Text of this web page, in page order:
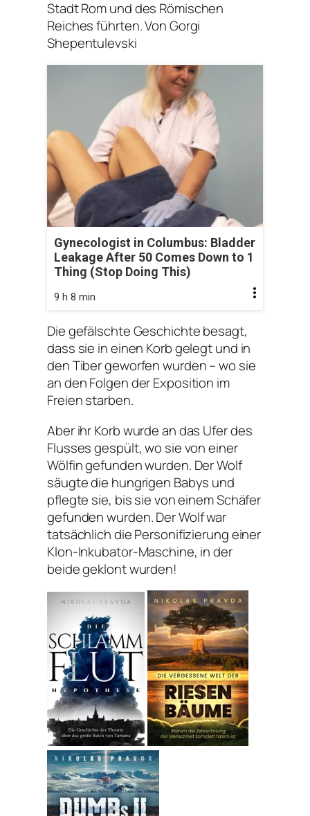
Stadt Rom und des Römischen
Reiches führten. Von Gorgi
Shepentulevski
Gynecologist in Columbus: Bladder
Leakage After 50 Comes Down to 1
Thing (Stop Doing This)
9 h 8 min
Die gefälschte Geschichte besagt,
dass sie in einen Korb gelegt und in
den Tiber geworfen wurden – wo sie
an den Folgen der Exposition im
Freien starben.
Aber ihr Korb wurde an das Ufer des
Flusses gespült, wo sie von einer
Wölfin gefunden wurden. Der Wolf
säugte die hungrigen Babys und
pflegte sie, bis sie von einem Schäfer
gefunden wurden. Der Wolf war
tatsächlich die Personifizierung einer
Klon-Inkubator-Maschine, in der
beide geklont wurden!